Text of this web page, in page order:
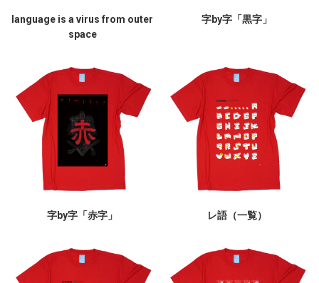
language is a virus from outer
space
字by字「黒字」
字by字「赤字」 レ語（一覧）